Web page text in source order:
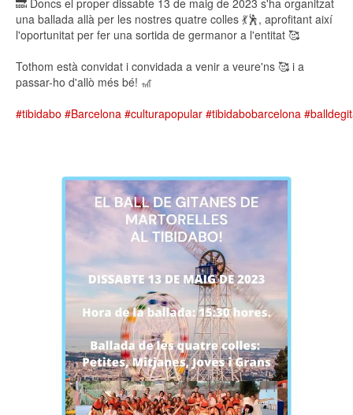
🔜 Doncs el proper dissabte 13 de maig de 2023 s'ha organitzat
una ballada allà per les nostres quatre colles 💃🕺, aprofitant així
l'oportunitat per fer una sortida de germanor a l'entitat 🥰
Tothom està convidat i convidada a venir a veure'ns 🥰 i a
passar-ho d'allò més bé! 🎢
#tibidabo #Barcelona #culturapopular #tibidabobarcelona